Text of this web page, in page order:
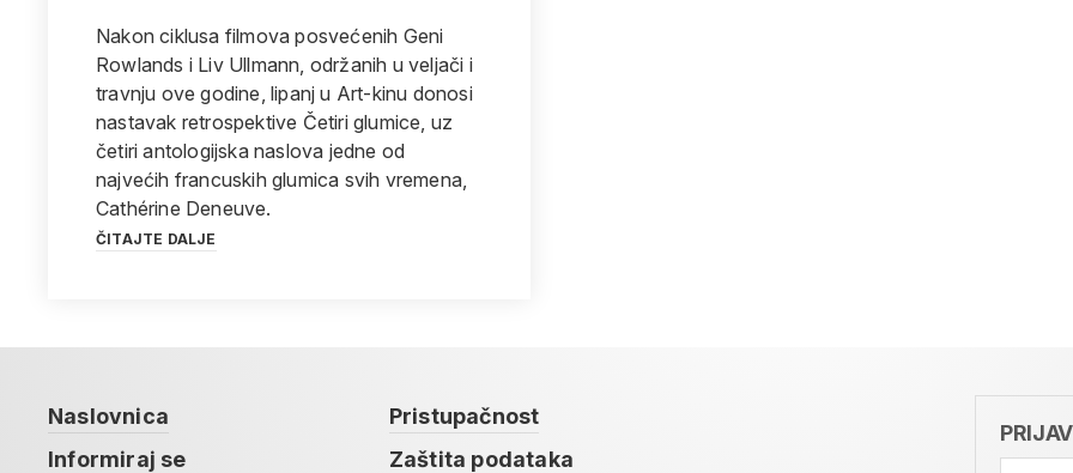
Nakon ciklusa filmova posvećenih Geni
Rowlands i Liv Ullmann, održanih u veljači i
travnju ove godine, lipanj u Art-kinu donosi
nastavak retrospektive Četiri glumice, uz
četiri antologijska naslova jedne od
najvećih francuskih glumica svih vremena,
Cathérine Deneuve.
ČITAJTE DALJE
Naslovnica
Informiraj se
Pristupačnost
Zaštita podataka